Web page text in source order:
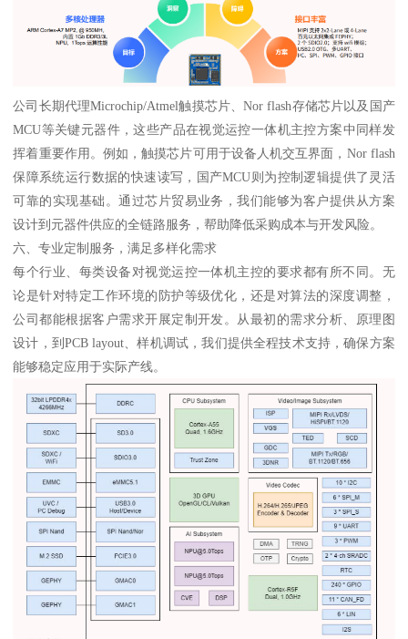
公司长期代理Microchip/Atmel触摸芯片、Nor flash存储芯片以及国产
MCU等关键元器件，这些产品在视觉运控一体机主控方案中同样发
挥着重要作用。例如，触摸芯片可用于设备人机交互界面，Nor flash
保障系统运行数据的快速读写，国产MCU则为控制逻辑提供了灵活
可靠的实现基础。通过芯片贸易业务，我们能够为客户提供从方案
设计到元器件供应的全链路服务，帮助降低采购成本与开发风险。
六、专业定制服务，满足多样化需求
每个行业、每类设备对视觉运控一体机主控的要求都有所不同。无
论是针对特定工作环境的防护等级优化，还是对算法的深度调整，
公司都能根据客户需求开展定制开发。从最初的需求分析、原理图
设计，到PCB layout、样机调试，我们提供全程技术支持，确保方案
能够稳定应用于实际产线。